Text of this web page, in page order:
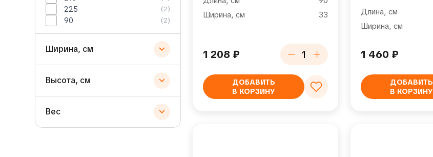
225 (2)
90 (2)
Ширина, см
Высота, см
Вес
Ширина, см
33
1 208 ₽
ДОБАВИТЬ
В КОРЗИНУ
Длина, см
Ширина, см
1 460 ₽
ДОБАВИТЬ
В КОРЗИНУ